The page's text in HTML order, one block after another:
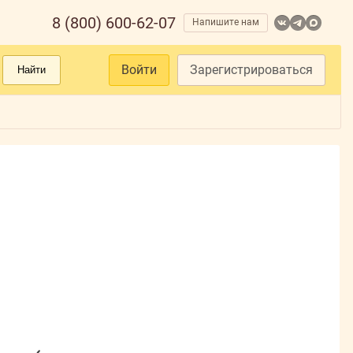
8 (800) 600-62-07 Напишите нам
Найти Войти Зарегистрироваться